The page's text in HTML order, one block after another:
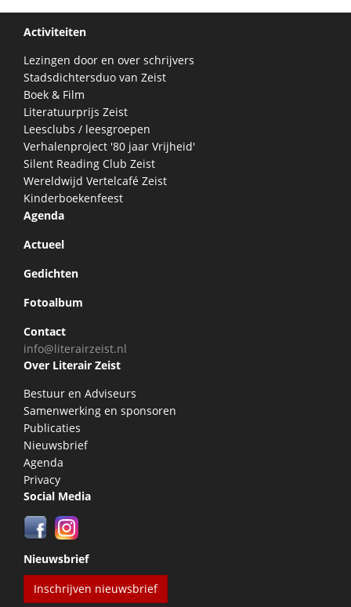
Activiteiten
Lezingen door en over schrijvers
Stadsdichtersduo van Zeist
Boek & Film
Literatuurprijs Zeist
Leesclubs / leesgroepen
Verhalenproject '80 jaar Vrijheid'
Silent Reading Club Zeist
Wereldwijd Vertelcafé Zeist
Kinderboekenfeest
Agenda
Actueel
Gedichten
Fotoalbum
Contact
info@literairzeist.nl
Over Literair Zeist
Bestuur en Adviseurs
Samenwerking en sponsoren
Publicaties
Nieuwsbrief
Agenda
Privacy
Social Media
Nieuwsbrief
Inschrijven nieuwsbrief